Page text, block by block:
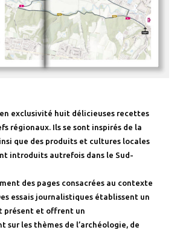
exclusivité huit délicieuses recettes
régionaux. Ils se sont inspirés de la
que des produits et cultures locales
introduits autrefois dans le Sud-
des pages consacrées au contexte
essais journalistiques établissent un
présent et offrent un
sur les thèmes de l’archéologie, de